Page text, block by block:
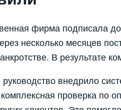
фирма подписала
несколько месяцев
В результате
руководство внедрило
проверка по